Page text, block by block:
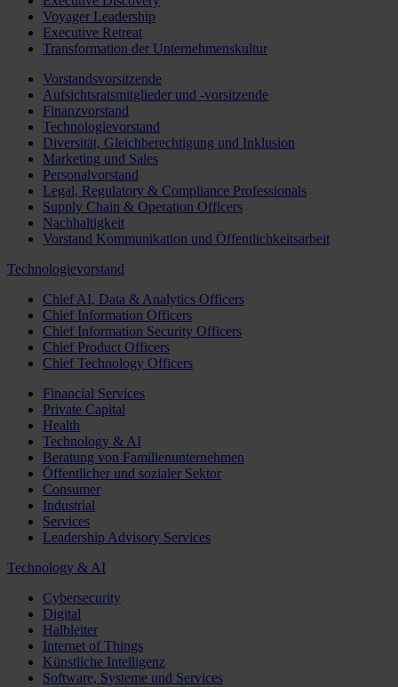
Voyager Leadership
Executive Retreat
Transformation der Unternehmenskultur
Vorstandsvorsitzende
Aufsichtsratsmitglieder und -vorsitzende
Finanzvorstand
Technologievorstand
Diversität, Gleichberechtigung und Inklusion
Marketing und Sales
Personalvorstand
Legal, Regulatory & Compliance Professionals
Supply Chain & Operation Officers
Nachhaltigkeit
Vorstand Kommunikation und Öffentlichkeitsarbeit
Technologievorstand
Chief AI, Data & Analytics Officers
Chief Information Officers
Chief Information Security Officers
Chief Product Officers
Chief Technology Officers
Financial Services
Private Capital
Health
Technology & AI
Beratung von Familienunternehmen
Öffentlicher und sozialer Sektor
Consumer
Industrial
Services
Leadership Advisory Services
Technology & AI
Cybersecurity
Digital
Halbleiter
Internet of Things
Künstliche Intelligenz
Software, Systeme und Services